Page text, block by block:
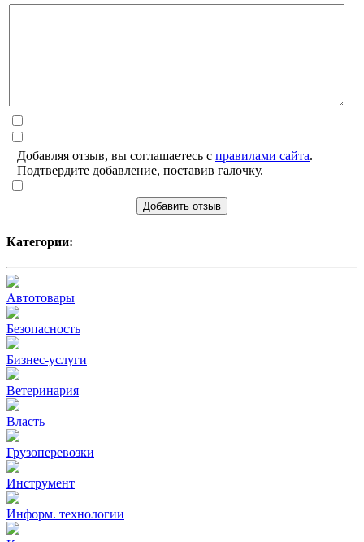
Добавляя отзыв, вы соглашаетесь с правилами сайта.
Подтвердите добавление, поставив галочку.
Добавить отзыв
Категории:
Автотовары
Безопасность
Бизнес-услуги
Ветеринария
Власть
Грузоперевозки
Инструмент
Информ. технологии